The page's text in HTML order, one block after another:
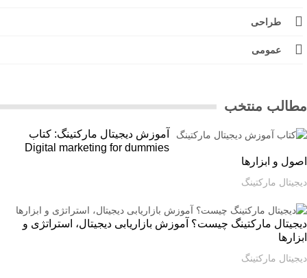
طراحی
عمومی
منتخب
آموزش دیجیتال مارکتینگ: کتاب
Digital marketing for dummies
و ابزارها
مارکتینگ
مارکتینگ چیست؟ آموزش بازاریابی دیجیتال، استراتژی و
مارکتینگ